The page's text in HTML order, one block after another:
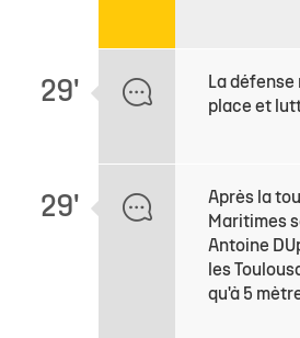
29'
La
place et
29'
Après la
Maritimes
Antoine
les
qu'à 5